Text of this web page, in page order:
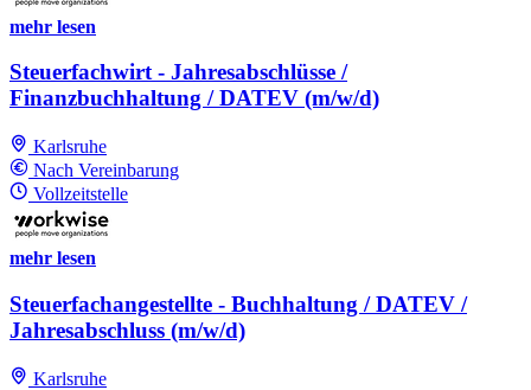
mehr lesen
Steuerfachwirt - Jahresabschlüsse /
Finanzbuchhaltung / DATEV (m/w/d)
Karlsruhe
Nach Vereinbarung
Vollzeitstelle
mehr lesen
Steuerfachangestellte - Buchhaltung / DATEV /
Jahresabschluss (m/w/d)
Karlsruhe